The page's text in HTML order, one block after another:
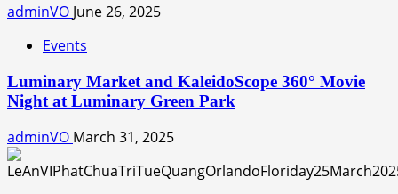
adminVO June 26, 2025
Events
Luminary Market and KaleidoScope 360° Movie
Night at Luminary Green Park
adminVO March 31, 2025